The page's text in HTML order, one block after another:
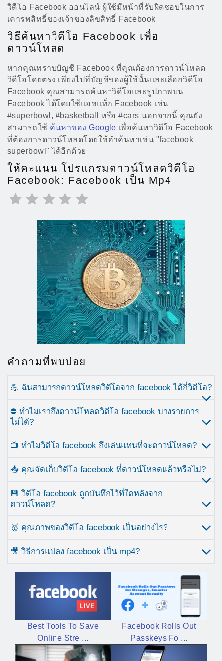
วิดีโอ Facebook ออนไลน์ ผู้ใช้มีหน้าที่รับผิดชอบในการ
เคารพสิทธิ์ของเจ้าของลิขสิทธิ์ Facebook
วิธีค้นหาวิดีโอ Facebook เพื่อ
ดาวน์โหลด
หากคุณทราบบัญชี Facebook ที่คุณต้องการดาวน์โหลด
วิดีโอโดยตรง เพียงไปที่บัญชีของผู้ใช้นั้นและเลือกวิดีโอ
Facebook คุณสามารถค้นหาวิดีโอและรูปภาพบน
Facebook ได้โดยใช้แฮชแท็ก Facebook เช่น
#superbowl, #basketball หรือ #cars นอกจากนี้ คุณยัง
สามารถใช้ ค้นหาของ Google เพื่อค้นหาวิดีโอ Facebook
ที่ต้องการดาวน์โหลดโดยใช้คำค้นหาเช่น "facebook
superbowl" ได้อีกด้วย
ให้คะแนน โปรแกรมดาวน์โหลดวิดีโอ
Facebook: Facebook เป็น Mp4
คำถามที่พบบ่อย
💪 ฉันสามารถดาวน์โหลดวิดีโอจาก facebook ได้กี่วิดีโอ?
⛔ ทำไมเราถึงดาวน์โหลดวิดีโอ facebook บางรายการ
ไม่ได้?
📺 ทำไมวิดีโอ facebook ถึงเล่นแทนที่จะดาวน์โหลด?
📥 คุณจัดเก็บวิดีโอ facebook ที่ดาวน์โหลดแล้วหรือไม่?
💾 วิดีโอ facebook ถูกบันทึกไว้ที่ใดหลังจาก
ดาวน์โหลด?
🥇 คุณภาพของวิดีโอ facebook เป็นอย่างไร?
🎥 วิธีการแปลง facebook เป็น mp4?
Best Tools To Save
Online Stre ...
Facebook Rolls Out
Passkeys Fo ...